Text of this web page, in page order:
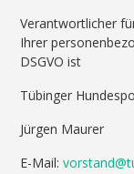
Verantwortlicher
Ihrer
DSGVO ist
Tübinger
Jürgen Maurer
E-Mail: